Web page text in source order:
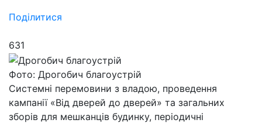
Поділитися
631
Фото: Дрогобич благоустрій
Системні перемовини з владою, проведення
кампанії «Від дверей до дверей» та загальних
зборів для мешканців будинку, періодичні